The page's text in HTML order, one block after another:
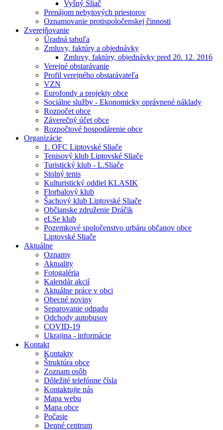
Vyšný Sliač
Prenájom nebytových priestorov
Oznamovanie protispoločenskej činnosti
Zverejňovanie
Úradná tabuľa
Zmluvy, faktúry a objednávky
Zmluvy, faktúry, objednávky pred 20. 12. 2016
Verejné obstarávanie
Profil verejného obstarávateľa
VZN
Eurofondy a projekty obce
Sociálne služby - Ekonomicky oprávnené náklady
Rozpočet obce
Záverečný účet obce
Rozpočtové hospodárenie obce
Organizácie
1. OFC Liptovské Sliače
Tenisový klub Liptovské Sliače
Turistický klub - L.Sliače
Stolný tenis
Kulturistický oddiel KLASIK
Florbalový klub
Šachový klub Liptovské Sliače
Občianske združenie Dráčik
eLSe klub
Pozemkové spoločenstvo urbáru občanov obce
Liptovské Sliače
Aktuálne
Oznamy
Aktuality
Fotogaléria
Kalendár akcií
Aktuálne práce v obci
Obecné noviny
Separovanie odpadu
Odchody autobusov
COVID-19
Ukrajina - informácie
Kontakt
Kontakty
Štruktúra obce
Zoznam osôb
Dôležité telefónne čísla
Kontaktujte nás
Mapa webu
Mapa obce
Počasie
Denné centrum